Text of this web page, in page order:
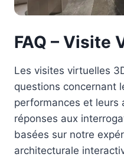
FAQ – Visite
Les visites virtuelles
questions concernant
performances et leurs
réponses aux
basées sur notre
architecturale